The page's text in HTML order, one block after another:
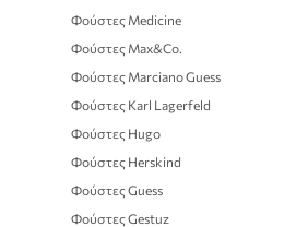
Φούστες Medicine
Φούστες Max&Co.
Φούστες Marciano Guess
Φούστες Karl Lagerfeld
Φούστες Hugo
Φούστες Herskind
Φούστες Guess
Φούστες Gestuz